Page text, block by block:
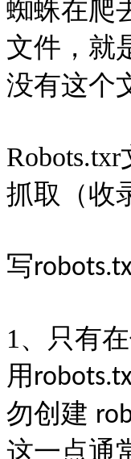
蜘蛛在爬
文件，就
没有这个
Robots.txr
抓取（收
写
1、只有
用
勿创建
这一点通